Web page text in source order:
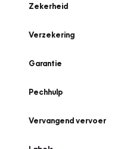
Zekerheid
Verzekering
Garantie
Pechhulp
Vervangend vervoer